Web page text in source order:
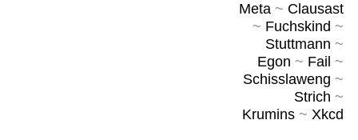
Meta~ Clausast
~ Fuchskind ~
Stuttmann ~
Egon ~ Fail ~
Schisslaweng ~
Strich ~
Krumins~ Xkcd